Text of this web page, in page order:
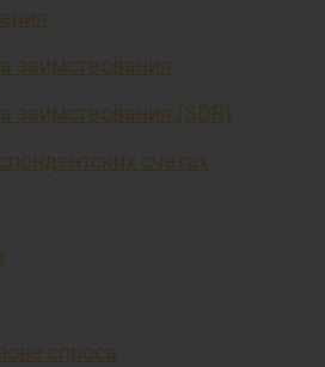
заимствования
заимствования (SDR)
счетах
спроса